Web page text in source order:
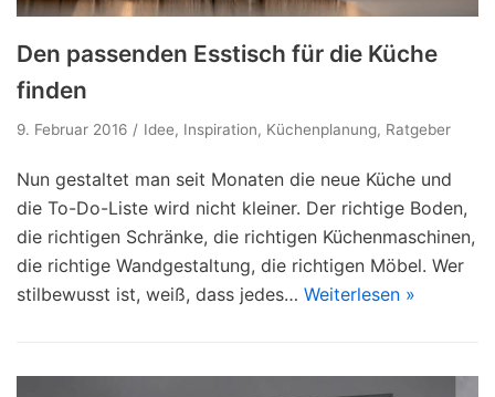
Den passenden Esstisch für die Küche
finden
9. Februar 2016 Idee, Inspiration, Küchenplanung, Ratgeber
Nun gestaltet man seit Monaten die neue Küche und
die To-Do-Liste wird nicht kleiner. Der richtige Boden,
die richtigen Schränke, die richtigen Küchenmaschinen,
die richtige Wandgestaltung, die richtigen Möbel. Wer
stilbewusst ist, weiß, dass jedes… Weiterlesen »